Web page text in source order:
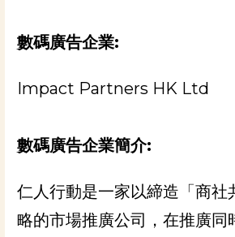
數碼廣告企業:
Impact Partners HK Ltd
數碼廣告企業簡介:
仁人行動是一家以締造「商社
略的市場推廣公司，在推廣同